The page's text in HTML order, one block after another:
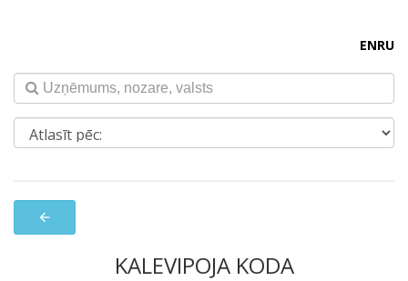
ENRU
arrow_back
KALEVIPOJA KODA